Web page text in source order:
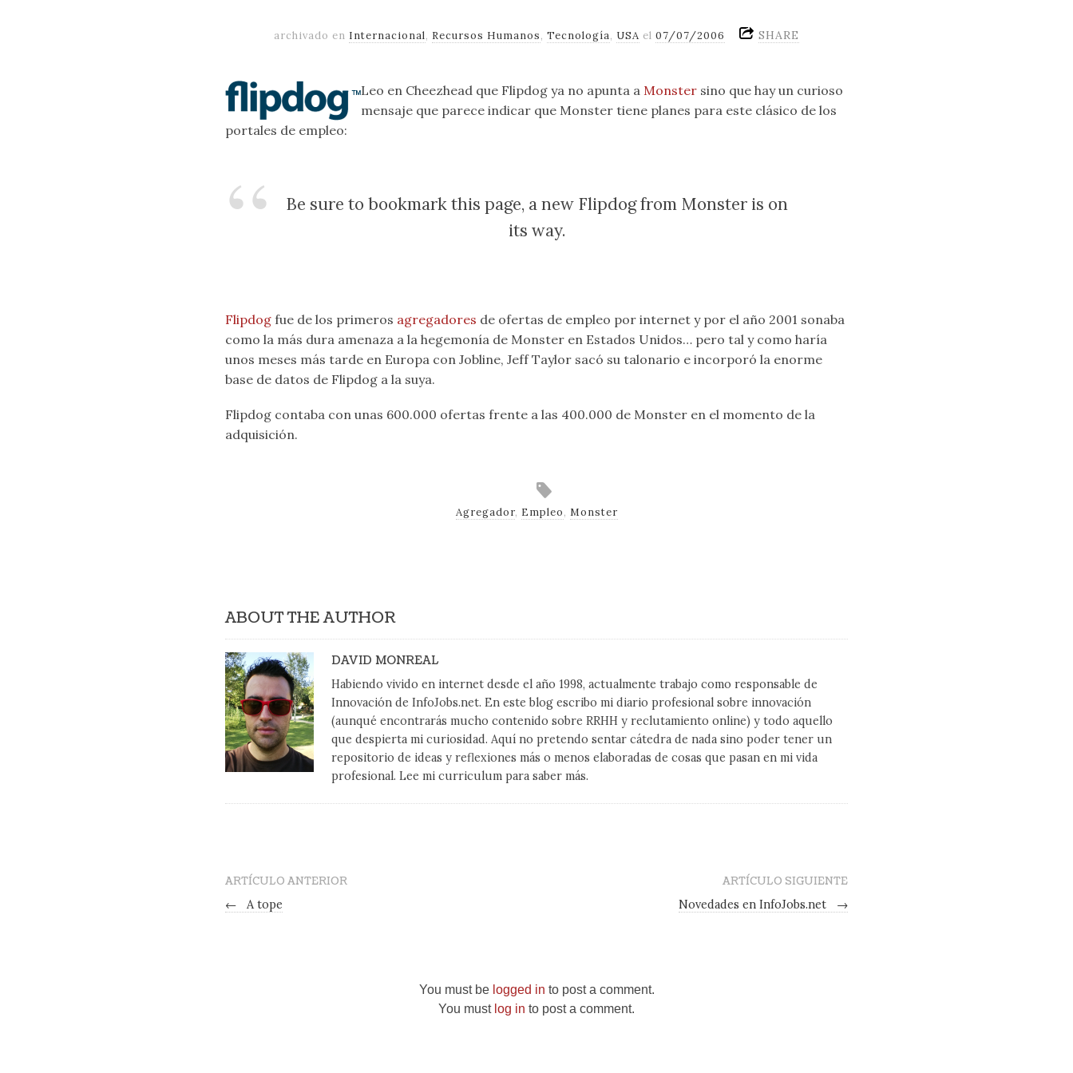
archivado en Internacional, Recursos Humanos, Tecnología, USA el 07/07/2006 SHARE
Leo en Cheezhead que Flipdog ya no apunta a Monster sino que hay un curioso
mensaje que parece indicar que Monster tiene planes para este clásico de los
portales de empleo:
Be sure to bookmark this page, a new Flipdog from Monster is on
its way.
Flipdog fue de los primeros agregadores de ofertas de empleo por internet y por el año 2001 sonaba
como la más dura amenaza a la hegemonía de Monster en Estados Unidos… pero tal y como haría
unos meses más tarde en Europa con Jobline, Jeff Taylor sacó su talonario e incorporó la enorme
base de datos de Flipdog a la suya.
Flipdog contaba con unas 600.000 ofertas frente a las 400.000 de Monster en el momento de la
adquisición.
Agregador, Empleo, Monster
ABOUT THE AUTHOR
DAVID MONREAL
Habiendo vivido en internet desde el año 1998, actualmente trabajo como responsable de
Innovación de InfoJobs.net. En este blog escribo mi diario profesional sobre innovación
(aunqué encontrarás mucho contenido sobre RRHH y reclutamiento online) y todo aquello
que despierta mi curiosidad. Aquí no pretendo sentar cátedra de nada sino poder tener un
repositorio de ideas y reflexiones más o menos elaboradas de cosas que pasan en mi vida
profesional. Lee mi curriculum para saber más.
ARTÍCULO ANTERIOR
←
A tope
ARTÍCULO SIGUIENTE
Novedades en InfoJobs.net
→
You must be logged in to post a comment.
You must log in to post a comment.